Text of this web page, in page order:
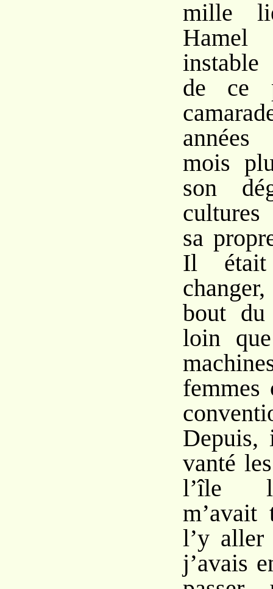
mille
instable
de ce
mois
son
sa
Il
bout du
loin
femmes
Depuis,
vanté
l’île
m’avait
l’y aller
j’avais